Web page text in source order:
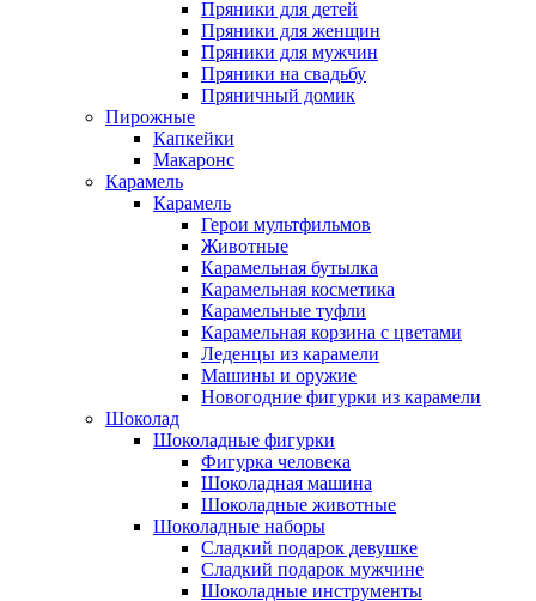
Пряники для детей
Пряники для женщин
Пряники для мужчин
Пряники на свадьбу
Пряничный домик
Пирожные
Капкейки
Макаронс
Карамель
Карамель
Герои мультфильмов
Животные
Карамельная бутылка
Карамельная косметика
Карамельные туфли
Карамельная корзина с цветами
Леденцы из карамели
Машины и оружие
Новогодние фигурки из карамели
Шоколад
Шоколадные фигурки
Фигурка человека
Шоколадная машина
Шоколадные животные
Шоколадные наборы
Сладкий подарок девушке
Сладкий подарок мужчине
Шоколадные инструменты